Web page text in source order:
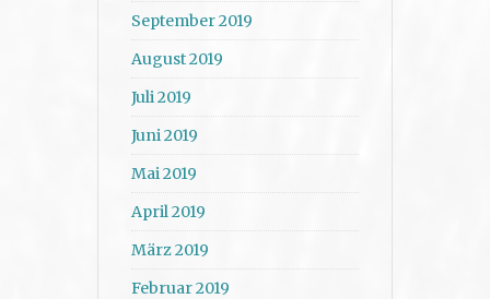
September 2019
August 2019
Juli 2019
Juni 2019
Mai 2019
April 2019
März 2019
Februar 2019